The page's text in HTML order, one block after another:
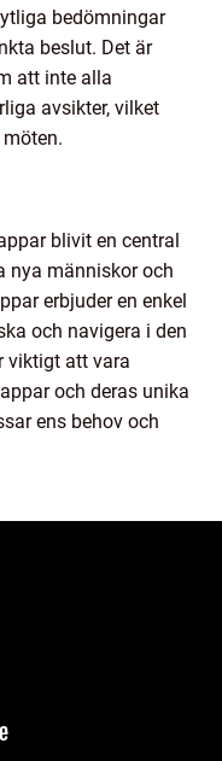
bedömningar
beslut. Det är
att inte alla
avsikter, vilket
blivit en central
nya människor och
erbjuder en enkel
och navigera i den
viktigt att vara
och deras unika
ens behov och